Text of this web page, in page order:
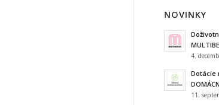
NOVINKY
4.
Dotácie
11.